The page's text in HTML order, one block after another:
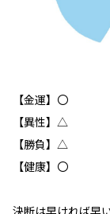
【金運】〇
【異性】△
【勝負】△
【健康】〇